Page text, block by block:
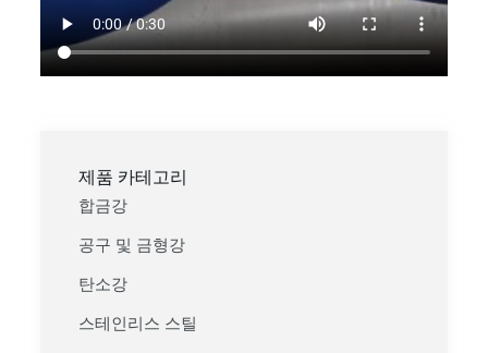
제품 카테고리
합금강
공구 및 금형강
탄소강
스테인리스 스틸